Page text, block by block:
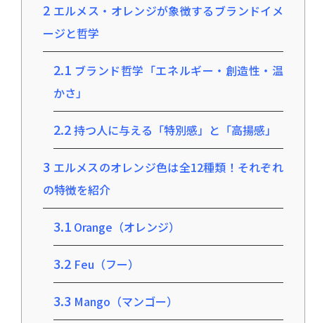
2 エルメス・オレンジが象徴するブランドイメ
ージと哲学
2.1 ブランド哲学「エネルギー・創造性・温
かさ」
2.2持つ人に与える「特別感」と「高揚感」
3 エルメスのオレンジ色は全12種類！それぞれ
の特徴を紹介
3.1 Orange（オレンジ）
3.2 Feu（フー）
3.3 Mango（マンゴー）